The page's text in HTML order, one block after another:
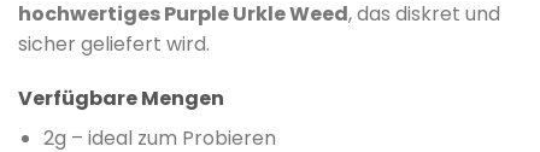
hochwertiges Purple Urkle Weed, das diskret und
sicher geliefert wird.
Verfügbare Mengen
2g – ideal zum Probieren